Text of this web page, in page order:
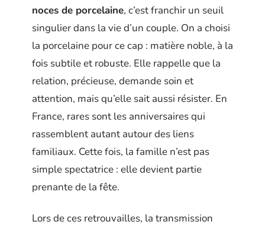
noces de porcelaine, c’est franchir un seuil
singulier dans la vie d’un couple. On a choisi
la porcelaine pour ce cap : matière noble, à la
fois subtile et robuste. Elle rappelle que la
relation, précieuse, demande soin et
attention, mais qu’elle sait aussi résister. En
France, rares sont les anniversaires qui
rassemblent autant autour des liens
familiaux. Cette fois, la famille n’est pas
simple spectatrice : elle devient partie
prenante de la fête.
Lors de ces retrouvailles, la transmission